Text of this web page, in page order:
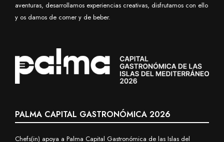
aventuras, desarrollamos experiencias creativas, disfrutamos con ello
y os damos de comer y de beber.
PALMA CAPITAL GASTRONÓMICA 2026
Chefs(in) apoya a Palma Capital Gastronómica de las Islas del